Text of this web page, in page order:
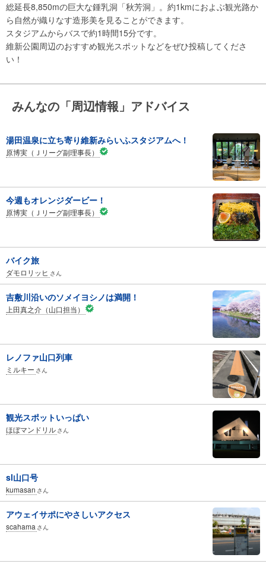
総延長8,850mの巨大な鍾乳洞「秋芳洞」。約1kmにおよぶ観光路か
ら自然が織りなす造形美を見ることができます。
スタジアムからバスで約1時間15分です。
維新公園周辺のおすすめ観光スポットなどをぜひ投稿してくださ
い！
みんなの「周辺情報」アドバイス
湯田温泉に立ち寄り維新みらいふスタジアムへ！
原博実（Ｊリーグ副理事長）
今週もオレンジダービー！
原博実（Ｊリーグ副理事長）
バイク旅
ダモロリッヒ さん
吉敷川沿いのソメイヨシノは満開！
上田真之介（山口担当）
レノファ山口列車
ミルキー さん
観光スポットいっぱい
ほぼマンドリル さん
sl山口号
kumasan さん
アウェイサポにやさしいアクセス
scahama さん